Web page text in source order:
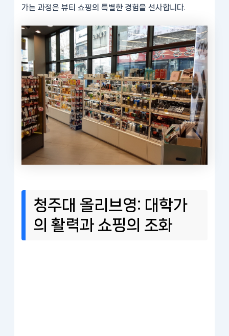
가는 과정은 뷰티 쇼핑의 특별한 경험을 선사합니다.
청주대 올리브영: 대학가
의 활력과 쇼핑의 조화